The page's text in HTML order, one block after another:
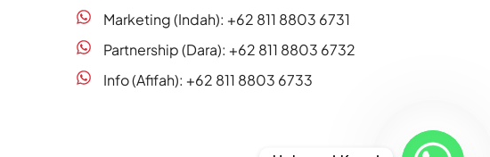
Marketing (Indah): +62 811 8803 6731
Partnership (Dara): +62 811 8803 6732
Info (Afifah): +62 811 8803 6733